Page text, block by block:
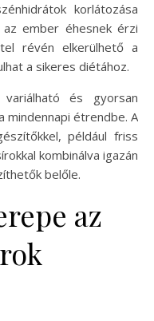
korlátozása
ember éhesnek érzi
révén elkerülhető a
a sikeres diétához.
és gyorsan
mindennapi étrendbe. A
például friss
kombinálva igazán
belőle.
az